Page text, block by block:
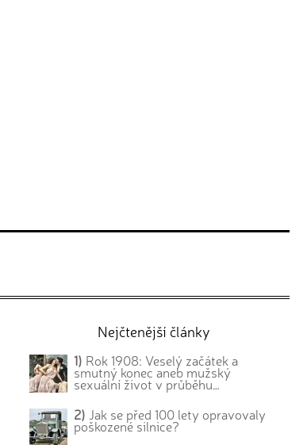
Nejčtenější články
1) Rok 1908: Veselý začátek a
smutný konec aneb mužský
sexuální život v průběhu…
2) Jak se před 100 lety opravovaly
poškozené silnice?